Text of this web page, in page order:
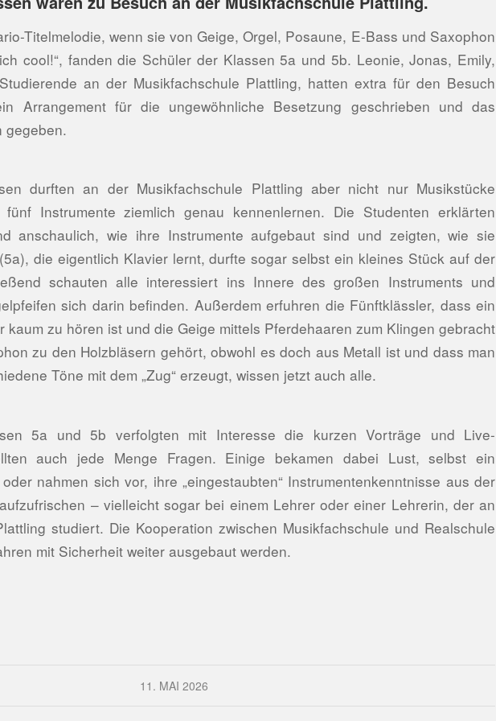
Titelmelodie, wenn sie von Geige, Orgel, Posaune, E-Bass und Saxophon
cool!“, fanden die Schüler der Klassen 5a und 5b. Leonie, Jonas, Emily,
an der Musikfachschule Plattling, hatten extra für den Besuch
Arrangement für die ungewöhnliche Besetzung geschrieben und das
gegeben.
durften an der Musikfachschule Plattling aber nicht nur Musikstücke
Instrumente ziemlich genau kennenlernen. Die Studenten erklärten
anschaulich, wie ihre Instrumente aufgebaut sind und zeigten, wie sie
die eigentlich Klavier lernt, durfte sogar selbst ein kleines Stück auf der
schauten alle interessiert ins Innere des großen Instruments und
sich darin befinden. Außerdem erfuhren die Fünftklässler, dass ein
kaum zu hören ist und die Geige mittels Pferdehaaren zum Klingen gebracht
zu den Holzbläsern gehört, obwohl es doch aus Metall ist und dass man
Töne mit dem „Zug“ erzeugt, wissen jetzt auch alle.
5a und 5b verfolgten mit Interesse die kurzen Vorträge und Live-
auch jede Menge Fragen. Einige bekamen dabei Lust, selbst ein
nahmen sich vor, ihre „eingestaubten“ Instrumentenkenntnisse aus der
– vielleicht sogar bei einem Lehrer oder einer Lehrerin, der an
studiert. Die Kooperation zwischen Musikfachschule und Realschule
mit Sicherheit weiter ausgebaut werden.
11. MAI 2026